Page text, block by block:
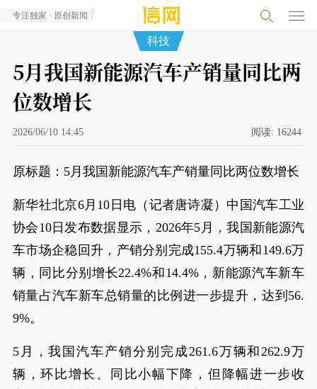
专注独家 · 原创新闻
科技
5月我国新能源汽车产销量同比两
位数增长
2026/06/10 14:45 阅读: 16244
原标题：5月我国新能源汽车产销量同比两位数增长
新华社北京6月10日电（记者唐诗凝）中国汽车工业
协会10日发布数据显示，2026年5月，我国新能源汽
车市场企稳回升，产销分别完成155.4万辆和149.6万
辆，同比分别增长22.4%和14.4%，新能源汽车新车
销量占汽车新车总销量的比例进一步提升，达到56.
9%。
5月，我国汽车产销分别完成261.6万辆和262.9万
辆，环比增长、同比小幅下降，但降幅进一步收